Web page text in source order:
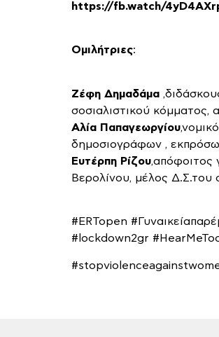
https://fb.watch/
Ομιλήτριες:
Ζέφη Δημαδάμα
σοσιαλιστικού κόμματος,
Αλία Παπαγεωργίου
δημοσιογράφων ,
Ευτέρπη Ρίζου,απόφοιτος
Βερολίνου, μέλος
#ERTopen
#lockdown2gr